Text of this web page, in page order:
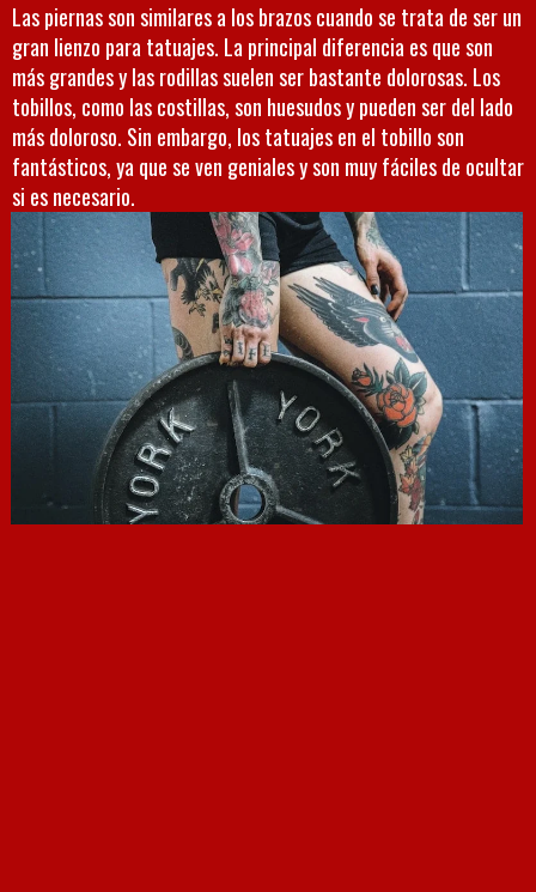
Las piernas son similares a los brazos cuando se trata de ser un
gran lienzo para tatuajes. La principal diferencia es que son
más grandes y las rodillas suelen ser bastante dolorosas. Los
tobillos, como las costillas, son huesudos y pueden ser del lado
más doloroso. Sin embargo, los tatuajes en el tobillo son
fantásticos, ya que se ven geniales y son muy fáciles de ocultar
si es necesario.